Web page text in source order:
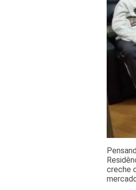
creche